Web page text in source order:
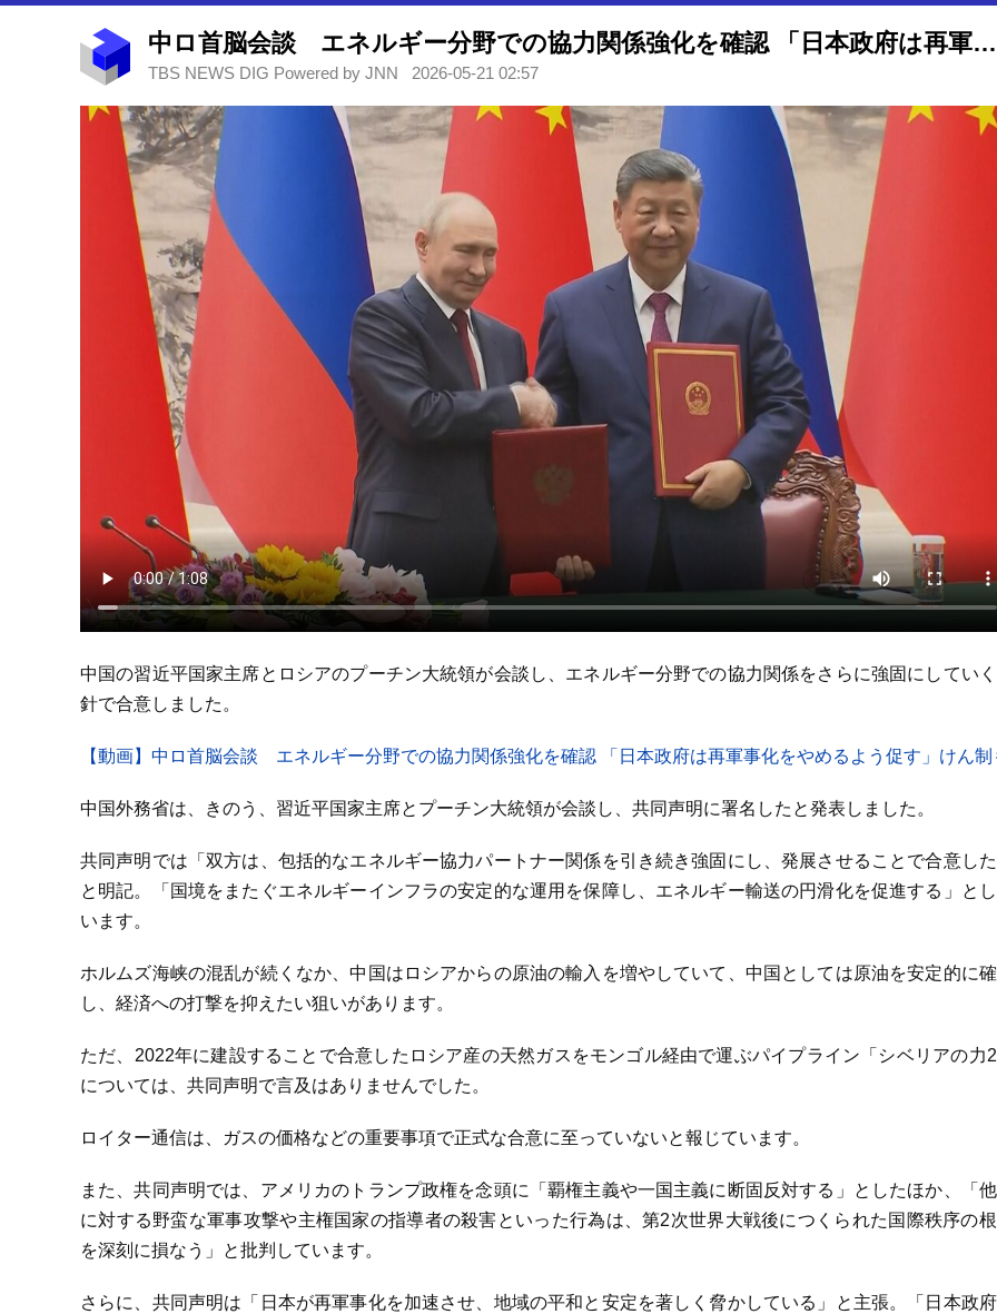
中ロ首脳会談 エネルギー分野での協力関係強化を確認 「日本政府は再軍事化をやめるよう促す」けん制も
TBS NEWS DIG Powered by JNN 2026-05-21 02:57
中国の習近平国家主席とロシアのプーチン大統領が会談し、エネルギー分野での協力関係をさらに強固にしてい
針で合意しました。
【動画】中ロ首脳会談 エネルギー分野での協力関係強化を確認 「日本政府は再軍事化をやめるよう促す」けん制
中国外務省は、きのう、習近平国家主席とプーチン大統領が会談し、共同声明に署名したと発表しました。
共同声明では「双方は、包括的なエネルギー協力パートナー関係を引き続き強固にし、発展させることで合意した
と明記。「国境をまたぐエネルギーインフラの安定的な運用を保障し、エネルギー輸送の円滑化を促進する」と
います。
ホルムズ海峡の混乱が続くなか、中国はロシアからの原油の輸入を増やしていて、中国としては原油を安定的に
し、経済への打撃を抑えたい狙いがあります。
ただ、2022年に建設することで合意したロシア産の天然ガスをモンゴル経由で運ぶパイプライン「シベリアの力2
については、共同声明で言及はありませんでした。
ロイター通信は、ガスの価格などの重要事項で正式な合意に至っていないと報じています。
また、共同声明では、アメリカのトランプ政権を念頭に「覇権主義や一国主義に断固反対する」としたほか、「他
に対する野蛮な軍事攻撃や主権国家の指導者の殺害といった行為は、第2次世界大戦後につくられた国際秩序の
を深刻に損なう」と批判しています。
さらに、共同声明は「日本が再軍事化を加速させ、地域の平和と安定を著しく脅かしている」と主張。「日本政